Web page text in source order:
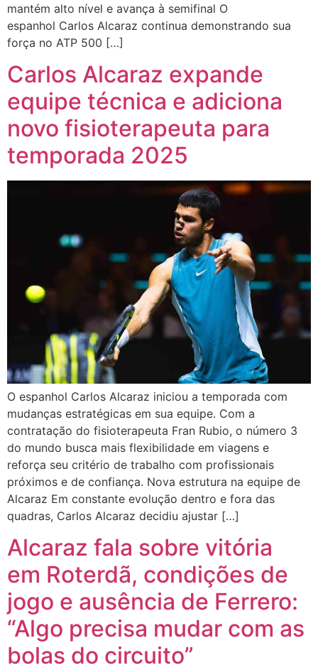
mantém alto nível e avança à semifinal O
espanhol Carlos Alcaraz continua demonstrando sua
força no ATP 500 […]
Carlos Alcaraz expande
equipe técnica e adiciona
novo fisioterapeuta para
temporada 2025
O espanhol Carlos Alcaraz iniciou a temporada com
mudanças estratégicas em sua equipe. Com a
contratação do fisioterapeuta Fran Rubio, o número 3
do mundo busca mais flexibilidade em viagens e
reforça seu critério de trabalho com profissionais
próximos e de confiança. Nova estrutura na equipe de
Alcaraz Em constante evolução dentro e fora das
quadras, Carlos Alcaraz decidiu ajustar […]
Alcaraz fala sobre vitória
em Roterdã, condições de
jogo e ausência de Ferrero:
“Algo precisa mudar com as
bolas do circuito”